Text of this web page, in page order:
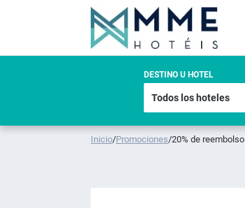
DESTINO U HOTEL
Inicio/Promociones/20% de reembolso